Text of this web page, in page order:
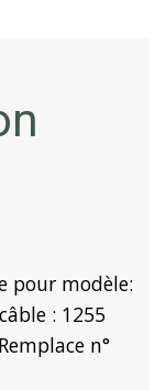
pour modèle:
: 1255
n°